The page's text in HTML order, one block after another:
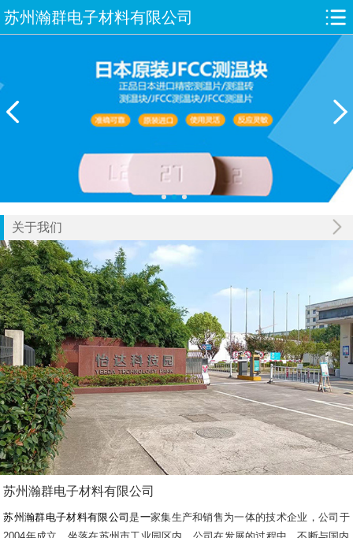
苏州瀚群电子材料有限公司
关于我们
苏州瀚群电子材料有限公司
苏州瀚群电子材料有限公司是一家集生产和销售为一体的技术企业，公司于